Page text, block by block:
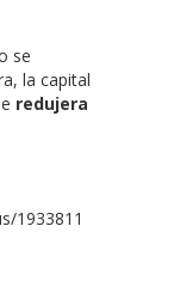
se
la capital
redujera
1933811